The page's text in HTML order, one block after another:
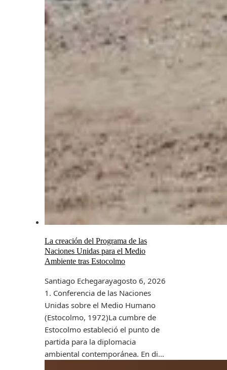
La creación del Programa de las
Naciones Unidas para el Medio
Ambiente tras Estocolmo
Santiago Echegarayagosto 6, 2026
1. Conferencia de las Naciones
Unidas sobre el Medio Humano
(Estocolmo, 1972)La cumbre de
Estocolmo estableció el punto de
partida para la diplomacia
ambiental contemporánea. En di...